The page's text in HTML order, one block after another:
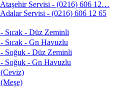
Servisi - (0216) 606 12…
Servisi - (0216) 606 12 65
Sıcak - Düz Zeminli
Sıcak - Gn Havuzlu
- Soğuk - Düz Zeminli
- Soğuk - Gn Havuzlu